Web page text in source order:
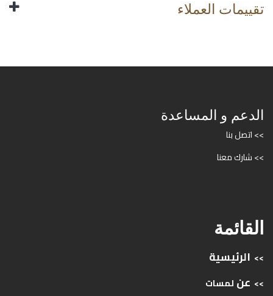
تقييمات العملاء
الدعم و المساعدة
>> اتصل بنا
>> شارك معنا
القائمة
>> الرئيسية
>> عن لمسات